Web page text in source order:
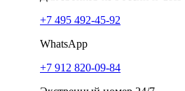
+7 495 492-45-92
WhatsApp
+7 912 820-09-84